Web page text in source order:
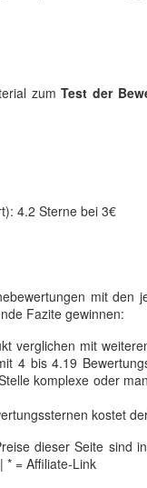
zumTest der
4.2 Sterne bei 3€
mit den
Fazite gewinnen:
verglichen mit
4 bis 4.19
komplexe oder
kostet
dieser Seite sind
* = Affiliate-Link